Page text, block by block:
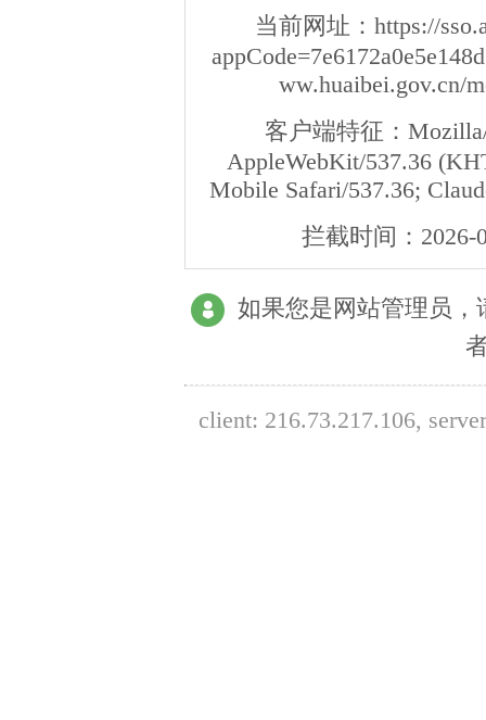
当前网址： https://
ww.huaibei.gov.cn/
客户端特征：
AppleWebKit/537.36
Mobile Safari/537.36;
拦截时间： 2026-
如果您是网站管理员
client: 216.73.217.106,